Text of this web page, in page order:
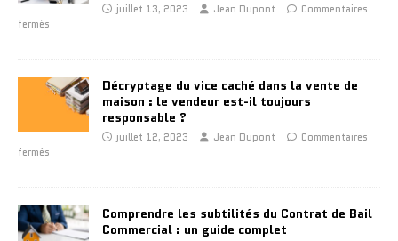
juillet 13, 2023 Jean Dupont
Commentaires
fermés
Décryptage du vice caché dans la vente de
maison : le vendeur est-il toujours
responsable ?
juillet 12, 2023 Jean Dupont
Commentaires
fermés
Comprendre les subtilités du Contrat de Bail
Commercial : un guide complet